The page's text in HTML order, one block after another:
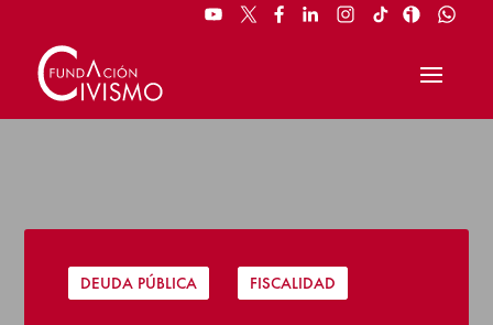
DEUDA PÚBLICA FISCALIDAD